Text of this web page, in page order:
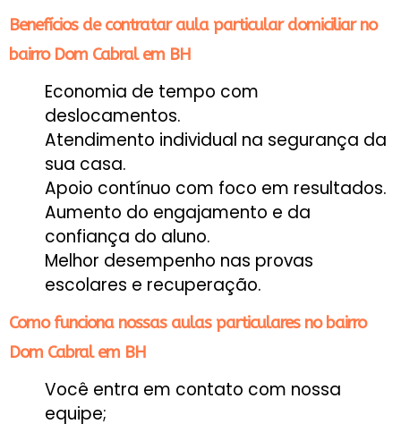
Benefícios de contratar aula particular domiciliar no
bairro Dom Cabral em BH
Economia de tempo com
deslocamentos.
Atendimento individual na segurança da
sua casa.
Apoio contínuo com foco em resultados.
Aumento do engajamento e da
confiança do aluno.
Melhor desempenho nas provas
escolares e recuperação.
Como funciona nossas aulas particulares no bairro
Dom Cabral em BH
Você entra em contato com nossa
equipe;